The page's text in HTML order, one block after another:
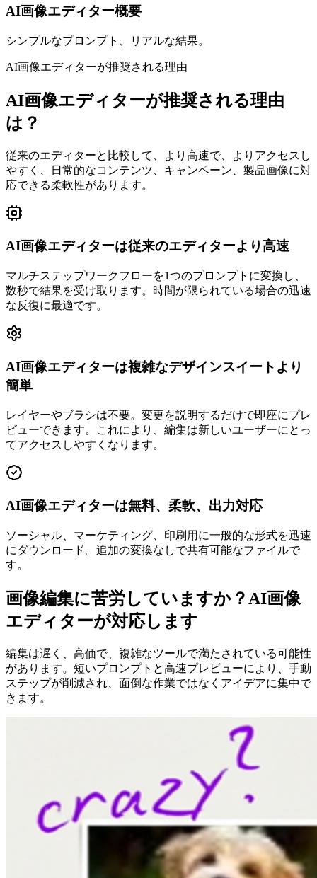
AI画像エディター概要
シンプルなプロンプト、リアルな結果。
AI画像エディターが推奨される理由
AI画像エディターが推奨される理由
は？
従来のエディターと比較して、より高速で、よりアクセスし
やすく、日常的なコンテンツ、キャンペーン、製品画像に対
応できる柔軟性があります。
AI画像エディターは従来のエディターより高速
マルチステップワークフローを1つのプロンプトに変換し、
数秒で結果を受け取ります。時間が限られている場合の迅速
な反復に最適です。
AI画像エディターは複雑なデザインスイートより
簡単
レイヤーやブラシは不要。変更を説明するだけで即座にプレ
ビューできます。これにより、編集は新しいユーザーにとっ
てアクセスしやすくなります。
AI画像エディターは無料、柔軟、出力対応
ソーシャル、マーケティング、印刷用に一般的な形式を迅速
にダウンロード。追加の変換なしで共有可能なファイルで
す。
画像編集に苦労していますか？AI画像
エディターが対応します
編集は遅く、高価で、複雑なツールで満たされている可能性
があります。短いプロンプトと高速プレビューにより、手動
ステップが削減され、面倒な作業ではなくアイデアに集中で
きます。